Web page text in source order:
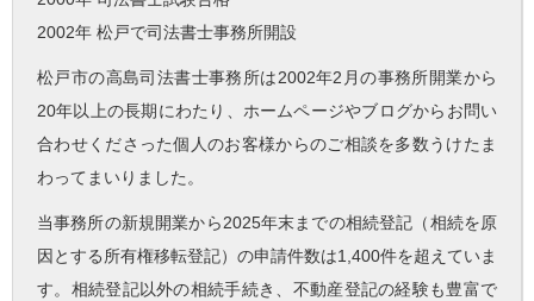
2002年 松戸で司法書士事務所開設
松戸市の高島司法書士事務所は2002年2月の事務所開業から
20年以上の長期にわたり、ホームページやブログからお問い
合わせくださった個人のお客様からのご相談を多数うけたま
わってまいりました。
当事務所の新規開業から2025年末までの相続登記（相続を原
因とする所有権移転登記）の申請件数は1,400件を超えていま
す。相続登記以外の相続手続き、不動産登記の経験も豊富で